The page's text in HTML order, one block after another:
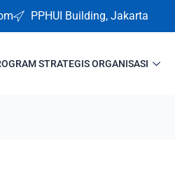
PPHUI Building, Jakarta
STRATEGIS ORGANISASI